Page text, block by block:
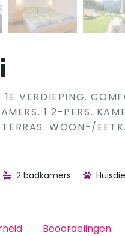
VERDIEPING.
1 2-PERS.
WOON-/
2 badkamers
Beoordelingen